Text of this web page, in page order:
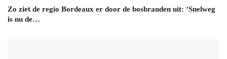
Zo ziet de regio Bordeaux er door de bosbranden uit: ‘Snelweg
is nu de…